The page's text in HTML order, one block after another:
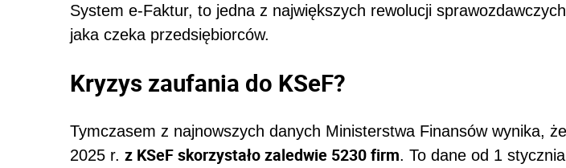
System e-Faktur, to jedna z największych rewolucji
jaka czeka przedsiębiorców.
Kryzys zaufania do KSeF?
Tymczasem z najnowszych danych Ministerstwa Finansów wynika,
2025 r. z KSeF skorzystało zaledwie 5230 firm. To dane od 1